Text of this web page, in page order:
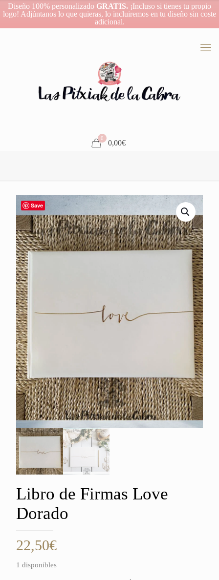
Diseño 100% personalizado GRATIS. ¡Incluso si tienes tu propio
logo! Adjúntanos lo que quieras, lo incluiremos en tu diseño sin coste
adicional.
0
0,00€
Save
Libro de Firmas Love
Dorado
22,50€
1 disponibles